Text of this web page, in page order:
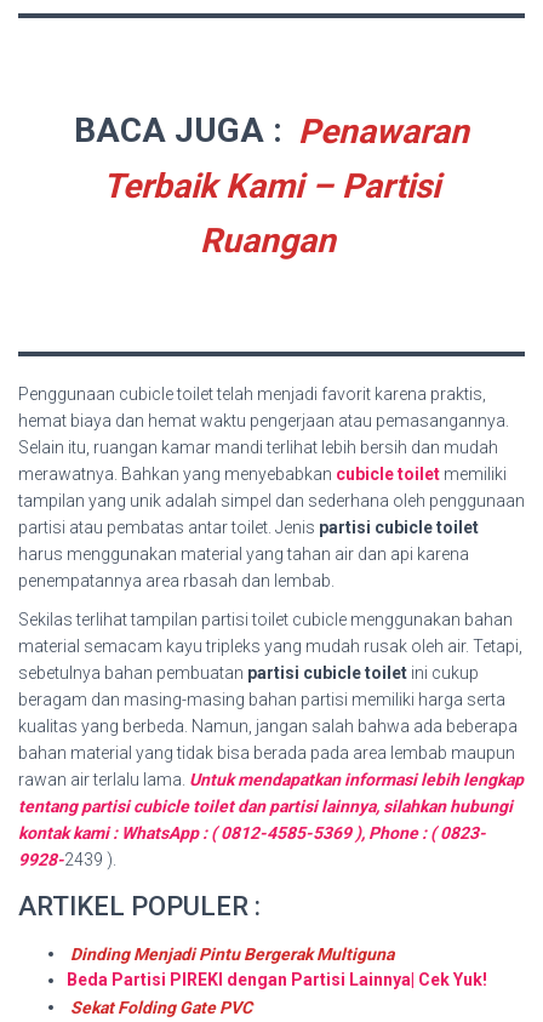
BACA JUGA : Penawaran
Terbaik Kami – Partisi
Ruangan
Penggunaan cubicle toilet telah menjadi favorit karena praktis,
hemat biaya dan hemat waktu pengerjaan atau pemasangannya.
Selain itu, ruangan kamar mandi terlihat lebih bersih dan mudah
merawatnya. Bahkan yang menyebabkan cubicle toilet memiliki
tampilan yang unik adalah simpel dan sederhana oleh penggunaan
partisi atau pembatas antar toilet. Jenis partisi cubicle toilet
harus menggunakan material yang tahan air dan api karena
penempatannya area rbasah dan lembab.
Sekilas terlihat tampilan partisi toilet cubicle menggunakan bahan
material semacam kayu tripleks yang mudah rusak oleh air. Tetapi,
sebetulnya bahan pembuatan partisi cubicle toilet ini cukup
beragam dan masing-masing bahan partisi memiliki harga serta
kualitas yang berbeda. Namun, jangan salah bahwa ada beberapa
bahan material yang tidak bisa berada pada area lembab maupun
rawan air terlalu lama. Untuk mendapatkan informasi lebih lengkap
tentang partisi cubicle toilet dan partisi lainnya, silahkan hubungi
kontak kami : WhatsApp : ( 0812-4585-5369 ), Phone : ( 0823-
9928-2439 ).
ARTIKEL POPULER :
Dinding Menjadi Pintu Bergerak Multiguna
Beda Partisi PIREKI dengan Partisi Lainnya| Cek Yuk!
Sekat Folding Gate PVC